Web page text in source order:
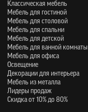
Классическая мебель
Мебель для гостиной
Мебель для столовой
Мебель для спальни
Мебель для детской
Мебель для ванной комнаты
Мебель для офиса
Освещение
Декорации для интерьера
Мебель из металла
Лидеры продаж
Скидка от 10% до 80%